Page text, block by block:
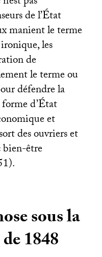
de l’État
manient le terme
les
de
le terme ou
défendre la
d’État
et
des ouvriers et
bien-être
sous la
1848